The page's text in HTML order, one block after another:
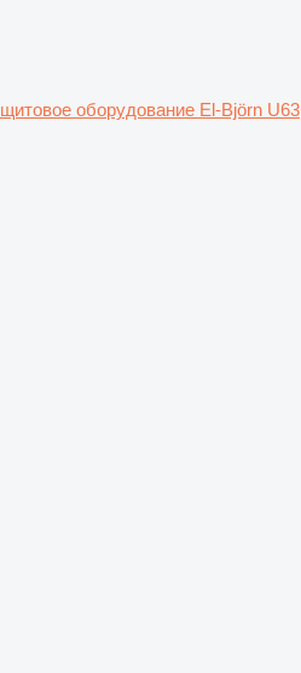
щитовое оборудование El-Björn U63